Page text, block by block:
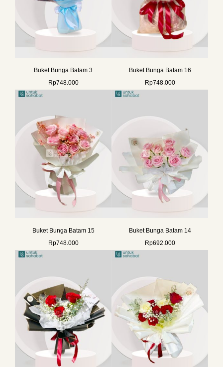
Buket Bunga Batam 3
Rp748.000
Buket Bunga Batam 16
Rp748.000
Buket Bunga Batam 15
Rp748.000
Buket Bunga Batam 14
Rp692.000